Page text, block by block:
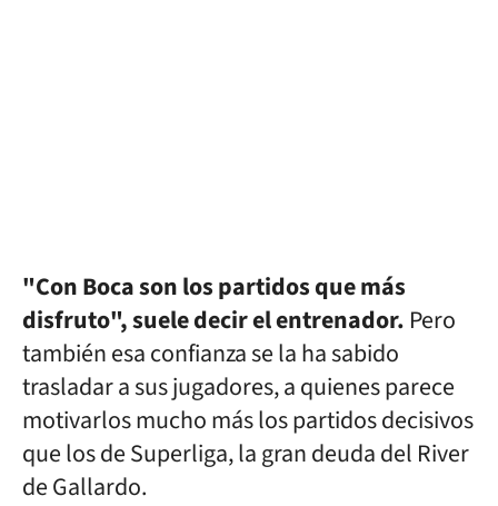
"Con Boca son los partidos que más
disfruto", suele decir el entrenador. Pero
también esa confianza se la ha sabido
trasladar a sus jugadores, a quienes parece
motivarlos mucho más los partidos decisivos
que los de Superliga, la gran deuda del River
de Gallardo.